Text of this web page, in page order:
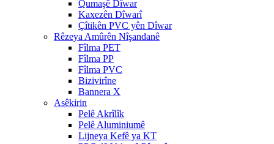
Qumaşê Dîwar
Kaxezên Dîwarî
Çîtikên PVC yên Dîwar
Rêzeya Amûrên Nîşandanê
Fîlma PET
Fîlma PP
Fîlma PVC
Bizivirîne
Bannera X
Asêkirin
Pelê Akrîlîk
Pelê Aluminiumê
Lijneya Kefê ya KT